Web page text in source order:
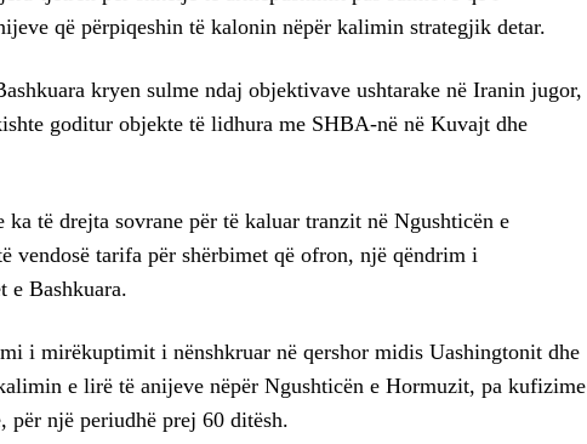
që përpiqeshin të kalonin nëpër kalimin strategjik detar.
kryen sulme ndaj objektivave ushtarake në Iranin jugor,
goditur objekte të lidhura me SHBA-në në Kuvajt dhe
ka të drejta sovrane për të kaluar tranzit në Ngushticën e
vendosë tarifa për shërbimet që ofron, një qëndrim i
e Bashkuara.
i mirëkuptimit i nënshkruar në qershor midis Uashingtonit dhe
e lirë të anijeve nëpër Ngushticën e Hormuzit, pa kufizime
për një periudhë prej 60 ditësh.